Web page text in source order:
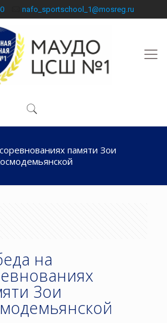
nafo_sportschool_1@mosreg.ru
памяти Зои
на
Зои